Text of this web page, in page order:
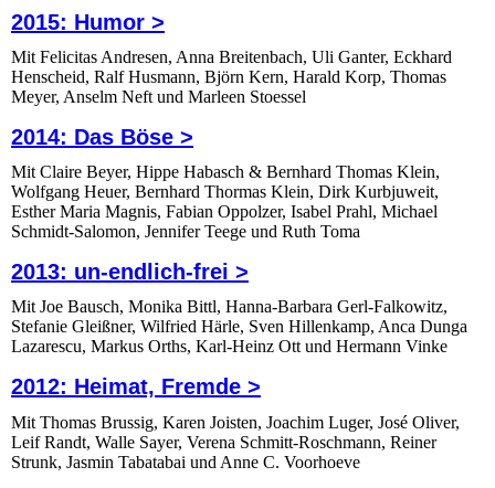
2015: Humor >
Mit Felicitas Andresen, Anna Breitenbach, Uli Ganter, Eckhard
Henscheid, Ralf Husmann, Björn Kern, Harald Korp, Thomas
Meyer, Anselm Neft und Marleen Stoessel
2014: Das Böse >
Mit Claire Beyer, Hippe Habasch & Bernhard Thomas Klein,
Wolfgang Heuer, Bernhard Thormas Klein, Dirk Kurbjuweit,
Esther Maria Magnis, Fabian Oppolzer, Isabel Prahl, Michael
Schmidt-Salomon, Jennifer Teege und Ruth Toma
2013: un-endlich-frei >
Mit Joe Bausch, Monika Bittl, Hanna-Barbara Gerl-Falkowitz,
Stefanie Gleißner, Wilfried Härle, Sven Hillenkamp, Anca Dunga
Lazarescu, Markus Orths, Karl-Heinz Ott und Hermann Vinke
2012: Heimat, Fremde >
Mit Thomas Brussig, Karen Joisten, Joachim Luger, José Oliver,
Leif Randt, Walle Sayer, Verena Schmitt-Roschmann, Reiner
Strunk, Jasmin Tabatabai und Anne C. Voorhoeve